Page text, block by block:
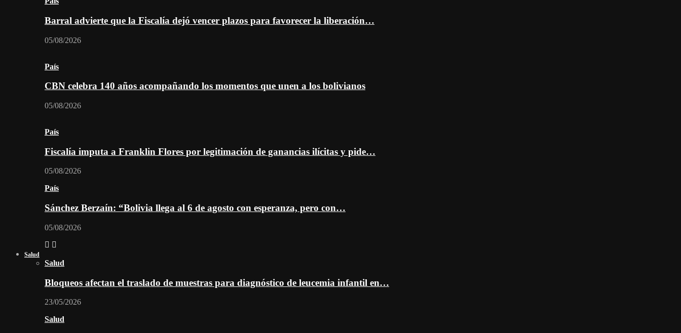
Barral advierte que la Fiscalía dejó vencer plazos para favorecer la liberación…
05/08/2026
País
CBN celebra 140 años acompañando los momentos que unen a los bolivianos
05/08/2026
País
Fiscalía imputa a Franklin Flores por legitimación de ganancias ilícitas y pide…
05/08/2026
País
Sánchez Berzaín: “Bolivia llega al 6 de agosto con esperanza, pero con…
05/08/2026
Salud
Salud
Bloqueos afectan el traslado de muestras para diagnóstico de leucemia infantil en…
23/05/2026
Salud